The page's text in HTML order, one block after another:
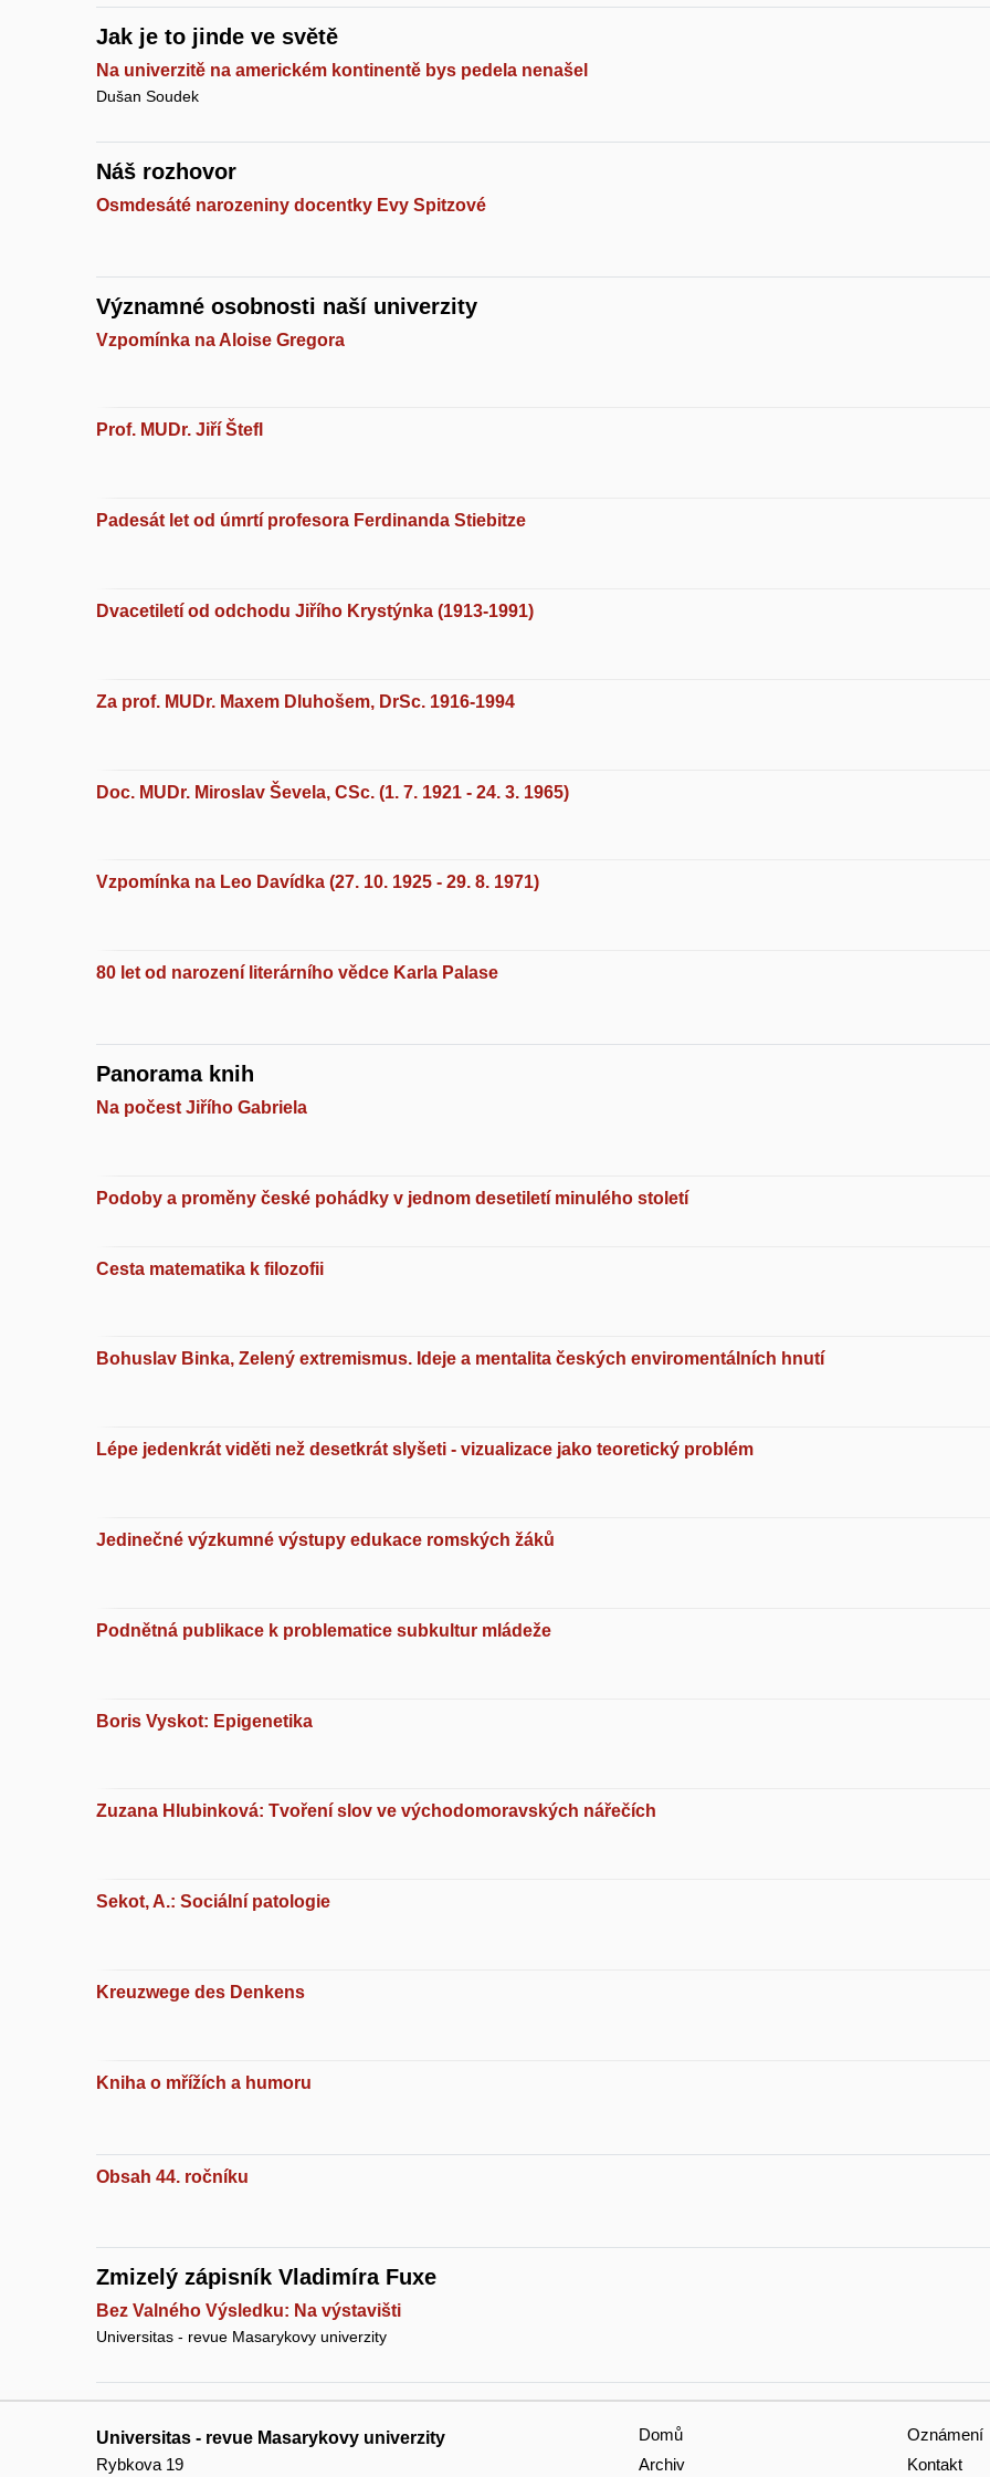
Jak je to jinde ve světě
Na univerzitě na americkém kontinentě bys pedela nenašel
Dušan Soudek
Náš rozhovor
Osmdesáté narozeniny docentky Evy Spitzové
Významné osobnosti naší univerzity
Vzpomínka na Aloise Gregora
Prof. MUDr. Jiří Štefl
Padesát let od úmrtí profesora Ferdinanda Stiebitze
Dvacetiletí od odchodu Jiřího Krystýnka (1913-1991)
Za prof. MUDr. Maxem Dluhošem, DrSc. 1916-1994
Doc. MUDr. Miroslav Ševela, CSc. (1. 7. 1921 - 24. 3. 1965)
Vzpomínka na Leo Davídka (27. 10. 1925 - 29. 8. 1971)
80 let od narození literárního vědce Karla Palase
Panorama knih
Na počest Jiřího Gabriela
Podoby a proměny české pohádky v jednom desetiletí minulého století
Cesta matematika k filozofii
Bohuslav Binka, Zelený extremismus. Ideje a mentalita českých enviromentálních hnutí
Lépe jedenkrát viděti než desetkrát slyšeti - vizualizace jako teoretický problém
Jedinečné výzkumné výstupy edukace romských žáků
Podnětná publikace k problematice subkultur mládeže
Boris Vyskot: Epigenetika
Zuzana Hlubinková: Tvoření slov ve východomoravských nářečích
Sekot, A.: Sociální patologie
Kreuzwege des Denkens
Kniha o mřížích a humoru
Obsah 44. ročníku
Zmizelý zápisník Vladimíra Fuxe
Bez Valného Výsledku: Na výstavišti
Universitas - revue Masarykovy univerzity
Universitas - revue Masarykovy univerzity
Rybkova 19
Domů
Archiv
Oznámení
Kontakt